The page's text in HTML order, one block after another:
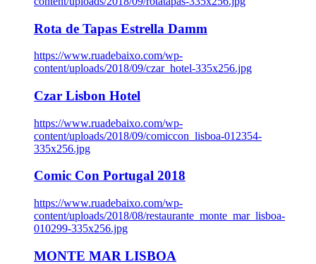
Rota de Tapas Estrella Damm
https://www.ruadebaixo.com/wp-
content/uploads/2018/09/czar_hotel-335x256.jpg
Czar Lisbon Hotel
https://www.ruadebaixo.com/wp-
content/uploads/2018/09/comiccon_lisboa-012354-
335x256.jpg
Comic Con Portugal 2018
https://www.ruadebaixo.com/wp-
content/uploads/2018/08/restaurante_monte_mar_lisboa-
010299-335x256.jpg
MONTE MAR LISBOA